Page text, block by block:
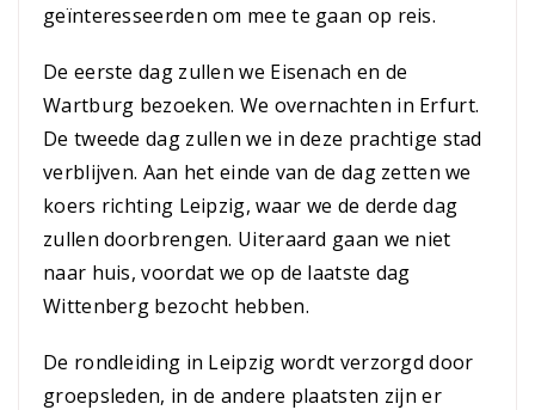
geïnteresseerden om mee te gaan op reis.
De eerste dag zullen we Eisenach en de
Wartburg bezoeken. We overnachten in Erfurt.
De tweede dag zullen we in deze prachtige stad
verblijven. Aan het einde van de dag zetten we
koers richting Leipzig, waar we de derde dag
zullen doorbrengen. Uiteraard gaan we niet
naar huis, voordat we op de laatste dag
Wittenberg bezocht hebben.
De rondleiding in Leipzig wordt verzorgd door
groepsleden, in de andere plaatsten zijn er